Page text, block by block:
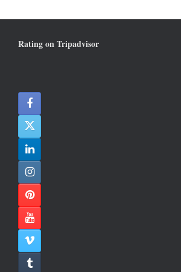
Rating on Tripadvisor